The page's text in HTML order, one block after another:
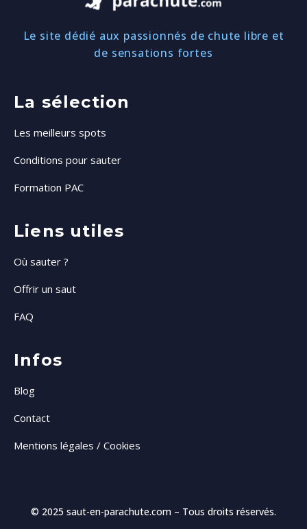
Le site dédié aux passionnés de chute libre et
de sensations fortes
La sélection
Les meilleurs spots
Conditions pour sauter
Formation PAC
Liens utiles
Où sauter ?
Offrir un saut
FAQ
Infos
Blog
Contact
Mentions légales / Cookies
© 2025 saut-en-parachute.com – Tous droits réservés.